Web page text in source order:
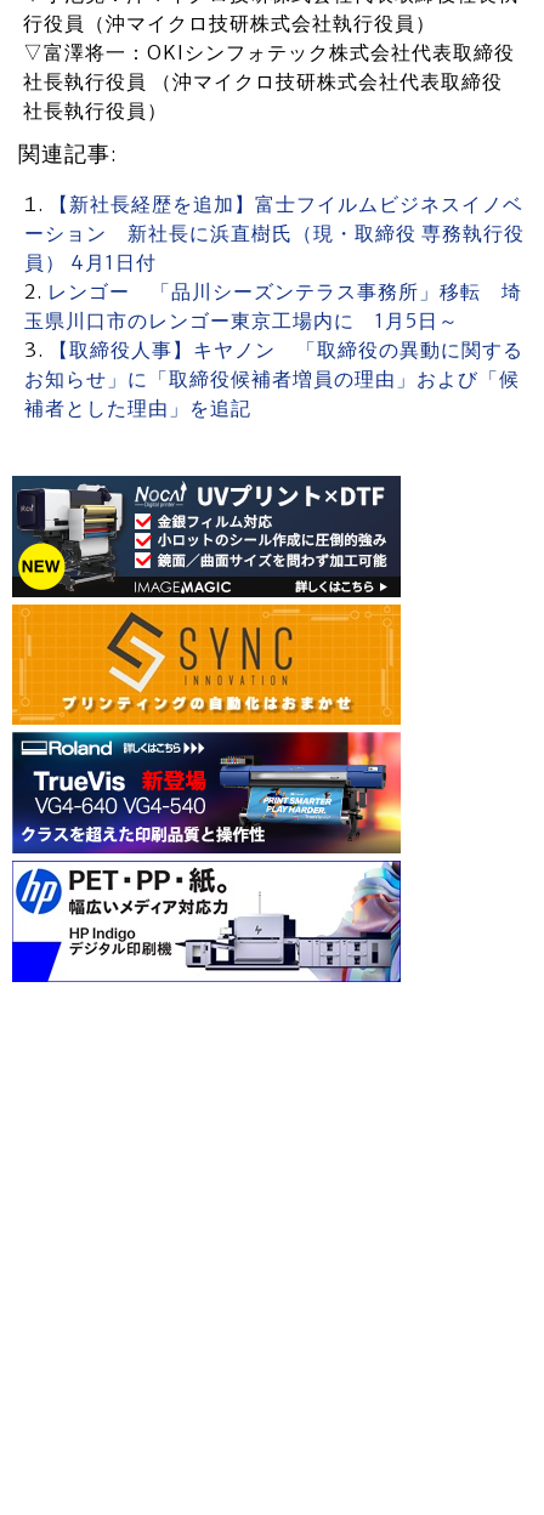
行役員（沖マイクロ技研株式会社執行役員）
▽富澤将一：OKIシンフォテック株式会社代表取締役
社長執行役員 （沖マイクロ技研株式会社代表取締役
社長執行役員）
関連記事:
【新社長経歴を追加】富士フイルムビジネスイノベ
ーション 新社長に浜直樹氏（現・取締役 専務執行役
員） 4月1日付
レンゴー 「品川シーズンテラス事務所」移転 埼
玉県川口市のレンゴー東京工場内に 1月5日～
【取締役人事】キヤノン 「取締役の異動に関する
お知らせ」に「取締役候補者増員の理由」および「候
補者とした理由」を追記